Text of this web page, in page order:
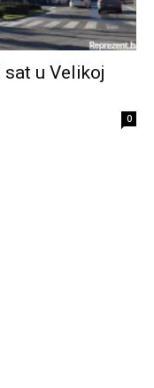
sat u Velikoj
0